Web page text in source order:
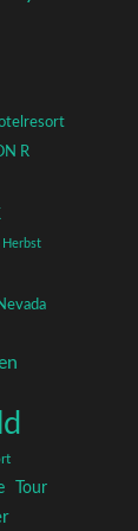
R
Herbst
Tour